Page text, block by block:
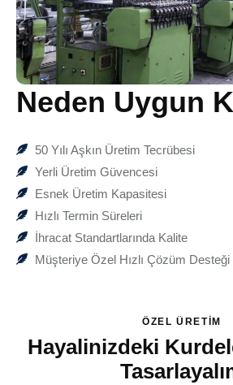
Neden Uygun
50 Yılı Aşkın Üretim Tecrübesi
Yerli Üretim Güvencesi
Esnek Üretim Kapasitesi
Hızlı Termin Süreleri
İhracat Standartlarında Kalite
Müşteriye Özel Hızlı Çözüm Desteği
ÖZEL ÜRETIM
Hayalinizdeki